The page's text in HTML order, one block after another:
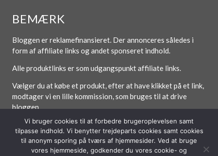
BEMÆRK
Bloggen er reklamefinansieret. Der annonceres således i
form af affiliate links og andet sponseret indhold.
Alle produktlinks er som udgangspunkt affiliate links.
Vælger du at købe et produkt, efter at have klikket på et link,
modtager vi en lille kommission, som bruges til at drive
bloggen.
Forside Om / Kontakt Betingelser
Vi bruger cookies til at forbedre brugeroplevelsen samt
tilpasse indhold. Vi benytter trejdeparts cookies samt cookies
til anonym sporing på tværs af hjemmesider. Ved at bruge
vores hjemmeside, godkender du vores cookie- og